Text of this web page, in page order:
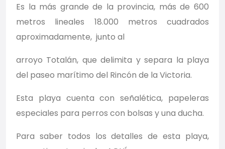
Es la más grande de la provincia, más de 600
metros lineales 18.000 metros cuadrados
aproximadamente, junto al
arroyo Totalán, que delimita y separa la playa
del paseo marítimo del Rincón de la Victoria.
Esta playa cuenta con señalética, papeleras
especiales para perros con bolsas y una ducha.
Para saber todos los detalles de esta playa,